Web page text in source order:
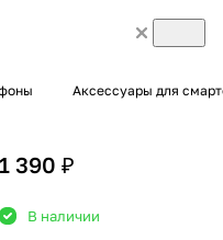
Аксессуары для
1 390 ₽
В наличии